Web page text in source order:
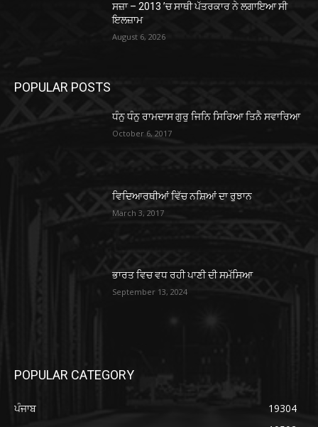
ਸਜ਼ਾ – 2013 ’ਚ ਸਾਥੀ ਪੱਤਰਕਾਰ ਨੇ ਲਗਾਇਆ ਸੀ
ਇਲਜ਼ਾਮ
August 6, 2026
POPULAR POSTS
ਧੰਨੁ ਧੰਨੁ ਰਾਮਦਾਸ ਗੁਰੁ ਜਿਨਿ ਸਿਰਿਆ ਤਿਨੈ ਸਵਾਰਿਆ
October 6, 2017
ਵਿਦਿਆਰਥੀਆਂ ਵਿੱਚ ਨਸ਼ਿਆਂ ਦਾ ਰੁਝਾਨ
March 3, 2017
ਭਾਰਤ ਵਿਚ ਵਧ ਰਹੀ ਪਾਣੀ ਦੀ ਸਮੱਸਿਆ
September 13, 2024
POPULAR CATEGORY
ਪੰਜਾਬ
19304